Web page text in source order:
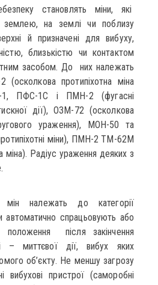
становлять міни, які
землею, на землі чи поблизу
й призначені для вибуху,
близькістю чи контактом
засобом. До них належать
(осколкова протипіхотна міна
1, ПФС-1С і ПМН-2 (фугасні
дії), ОЗМ-72 (осколкова
ураження), МОН-50 та
міни), ПМН-2 ТМ-62М
міна). Радіус ураження деяких з
мін належать до категорії
автоматично спрацьовують або
після закінчення
– миттєвої дії, вибух яких
об’єкту. Не меншу загрозу
вибухові пристрої (саморобні